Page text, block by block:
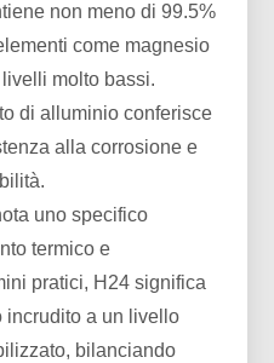
non meno di 99.5%
come magnesio
molto bassi.
di alluminio conferisce
alla corrosione e
uno specifico
termico e
pratici, H24 significa
incrudito a un livello
bilanciando